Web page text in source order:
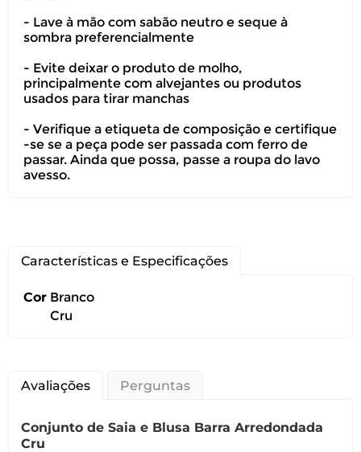
- Lave à mão com sabão neutro e seque à
sombra preferencialmente
- Evite deixar o produto de molho,
principalmente com alvejantes ou produtos
usados para tirar manchas
- Verifique a etiqueta de composição e certifique
-se se a peça pode ser passada com ferro de
passar. Ainda que possa, passe a roupa do lavo
avesso.
Características e Especificações
Cor Branco
Cru
Avaliações Perguntas
Conjunto de Saia e Blusa Barra Arredondada
Cru